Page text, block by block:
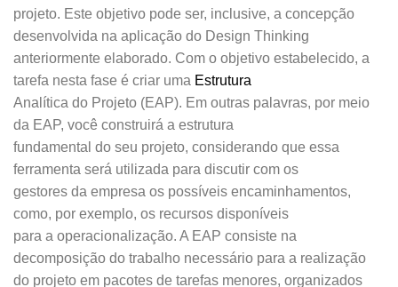
projeto. Este objetivo pode ser, inclusive, a concepção
desenvolvida na aplicação do Design Thinking
anteriormente elaborado. Com o objetivo estabelecido, a
tarefa nesta fase é criar uma Estrutura
Analítica do Projeto (EAP). Em outras palavras, por meio
da EAP, você construirá a estrutura
fundamental do seu projeto, considerando que essa
ferramenta será utilizada para discutir com os
gestores da empresa os possíveis encaminhamentos,
como, por exemplo, os recursos disponíveis
para a operacionalização. A EAP consiste na
decomposição do trabalho necessário para a realização
do projeto em pacotes de tarefas menores, organizados